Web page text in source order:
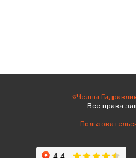
«Челны
Все права